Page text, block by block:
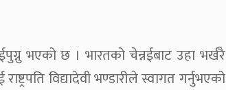
भएको छ । भारतको चेन्नईबाट उहा भर्खरै
विद्यादेवी भण्डारीले स्वागत गर्नुभएको